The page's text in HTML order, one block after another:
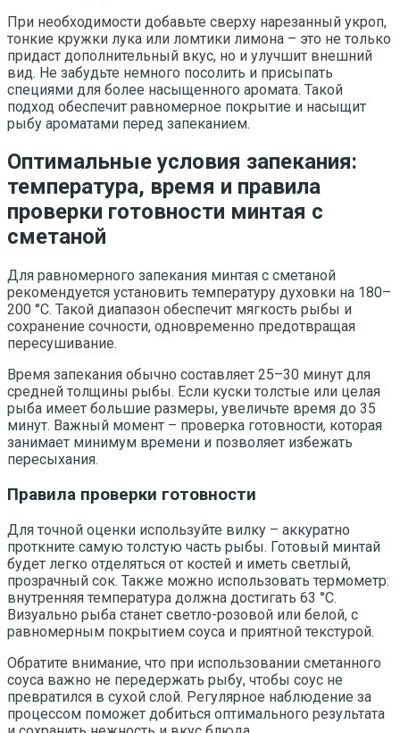
При необходимости добавьте сверху нарезанный укроп,
тонкие кружки лука или ломтики лимона – это не только
придаст дополнительный вкус, но и улучшит внешний
вид. Не забудьте немного посолить и присыпать
специями для более насыщенного аромата. Такой
подход обеспечит равномерное покрытие и насыщит
рыбу ароматами перед запеканием.
Оптимальные условия запекания:
температура, время и правила
проверки готовности минтая с
сметаной
Для равномерного запекания минтая с сметаной
рекомендуется установить температуру духовки на 180–
200 °C. Такой диапазон обеспечит мягкость рыбы и
сохранение сочности, одновременно предотвращая
пересушивание.
Время запекания обычно составляет 25–30 минут для
средней толщины рыбы. Если куски толстые или целая
рыба имеет большие размеры, увеличьте время до 35
минут. Важный момент – проверка готовности, которая
занимает минимум времени и позволяет избежать
пересыхания.
Правила проверки готовности
Для точной оценки используйте вилку – аккуратно
проткните самую толстую часть рыбы. Готовый минтай
будет легко отделяться от костей и иметь светлый,
прозрачный сок. Также можно использовать термометр:
внутренняя температура должна достигать 63 °C.
Визуально рыба станет светло-розовой или белой, с
равномерным покрытием соуса и приятной текстурой.
Обратите внимание, что при использовании сметанного
соуса важно не передержать рыбу, чтобы соус не
превратился в сухой слой. Регулярное наблюдение за
процессом поможет добиться оптимального результата